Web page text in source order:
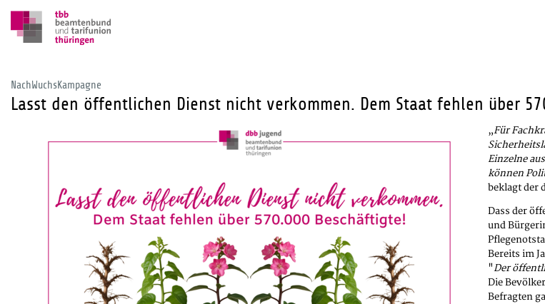
NachWuchsKampagne
Lasst den öffentlichen Dienst nicht verkommen. Dem Staat fehlen über
„Für
Einzelne
können
beklagt der
Dass der
und
Bereits im
"Der
Die
Befragten